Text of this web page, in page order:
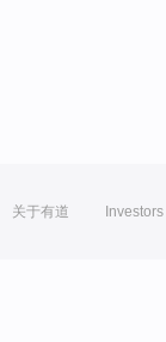
关于有道 Investors